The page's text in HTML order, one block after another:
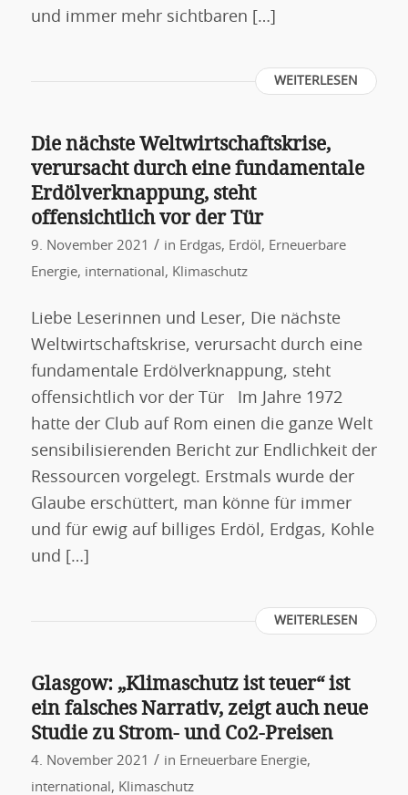
und immer mehr sichtbaren […]
WEITERLESEN
Die nächste Weltwirtschaftskrise,
verursacht durch eine fundamentale
Erdölverknappung, steht
offensichtlich vor der Tür
9. November 2021 / in Erdgas, Erdöl , Erneuerbare
Energie, international , Klimaschutz
Liebe Leserinnen und Leser, Die nächste
Weltwirtschaftskrise, verursacht durch eine
fundamentale Erdölverknappung, steht
offensichtlich vor der Tür Im Jahre 1972
hatte der Club auf Rom einen die ganze Welt
sensibilisierenden Bericht zur Endlichkeit der
Ressourcen vorgelegt. Erstmals wurde der
Glaube erschüttert, man könne für immer
und für ewig auf billiges Erdöl, Erdgas, Kohle
und […]
WEITERLESEN
Glasgow: „Klimaschutz ist teuer“ ist
ein falsches Narrativ, zeigt auch neue
Studie zu Strom- und Co2-Preisen
4. November 2021 / in Erneuerbare Energie,
international , Klimaschutz